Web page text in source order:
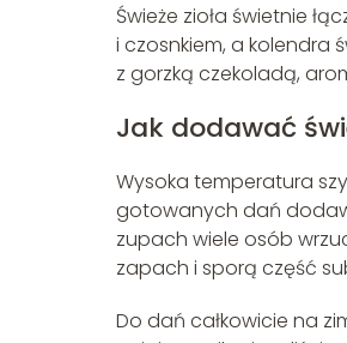
Świeże zioła świetnie
i czosnkiem, a kolendra
z gorzką czekoladą,
Jak dodawać
Wysoka temperatura
gotowanych dań
zupach wiele osób
zapach i sporą część
Do dań całkowicie na